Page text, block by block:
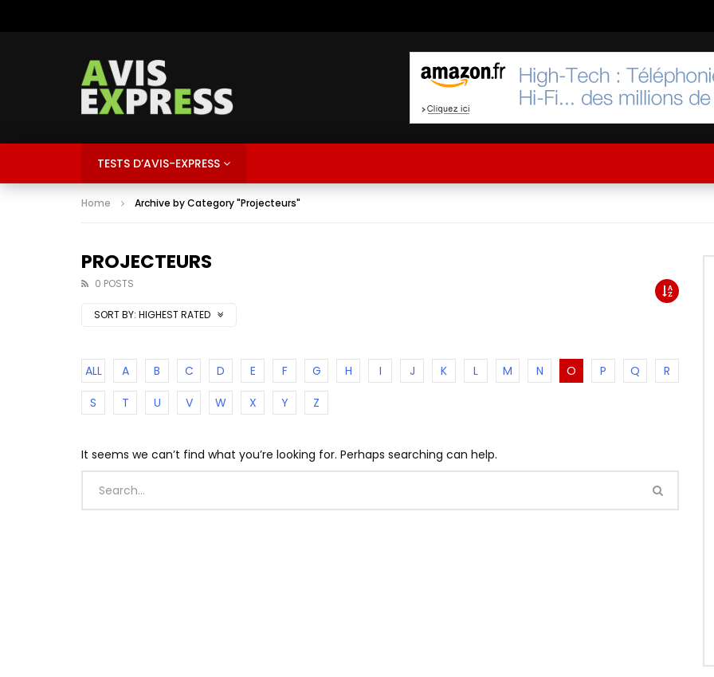
TESTS D’AVIS-EXPRESS
Home Archive by Category "Projecteurs"
PROJECTEURS
0 POSTS
SORT BY: HIGHEST RATED
ALL A B C D E F G H I J K L M N O P Q
R
S
T U V W X Y Z
It seems we can’t find what you’re looking for. Perhaps searching can help.